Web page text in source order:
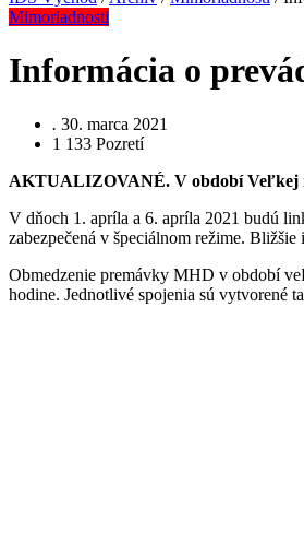
Mimoriadnosti
Informácia o
. 30. marca 2021
1 133 Pozretí
AKTUALIZOVANÉ. V období Veľkej
V dňoch 1. apríla a 6. apríla 2021 budú
zabezpečená v špeciálnom režime.
Obmedzenie premávky MHD v období
hodine. Jednotlivé spojenia sú vytvorené